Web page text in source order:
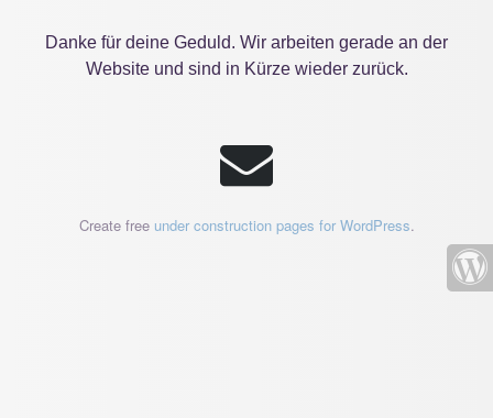
Danke für deine Geduld. Wir arbeiten gerade an der
Website und sind in Kürze wieder zurück.
Create free under construction pages for WordPress.